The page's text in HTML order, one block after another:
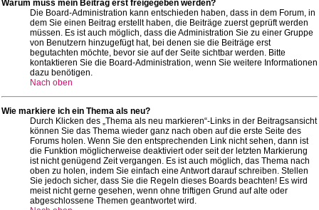
Warum muss mein Beitrag erst freigegeben werden?
Die Board-Administration kann entschieden haben, dass in dem Forum, in
dem Sie einen Beitrag erstellt haben, die Beiträge zuerst geprüft werden
müssen. Es ist auch möglich, dass die Administration Sie zu einer Gruppe
von Benutzern hinzugefügt hat, bei denen sie die Beiträge erst
begutachten möchte, bevor sie auf der Seite sichtbar werden. Bitte
kontaktieren Sie die Board-Administration, wenn Sie weitere Informationen
dazu benötigen.
Nach oben
Wie markiere ich ein Thema als neu?
Durch Klicken des „Thema als neu markieren“-Links in der Beitragsansicht
können Sie das Thema wieder ganz nach oben auf die erste Seite des
Forums holen. Wenn Sie den entsprechenden Link nicht sehen, dann ist
die Funktion möglicherweise deaktiviert oder seit der letzten Markierung
ist nicht genügend Zeit vergangen. Es ist auch möglich, das Thema nach
oben zu holen, indem Sie einfach eine Antwort darauf schreiben. Stellen
Sie jedoch sicher, dass Sie die Regeln dieses Boards beachten! Es wird
meist nicht gerne gesehen, wenn ohne triftigen Grund auf alte oder
abgeschlossene Themen geantwortet wird.